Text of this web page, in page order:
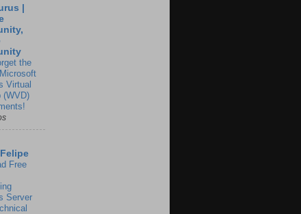
|
the
Virtual
(WVD)
Free
Server